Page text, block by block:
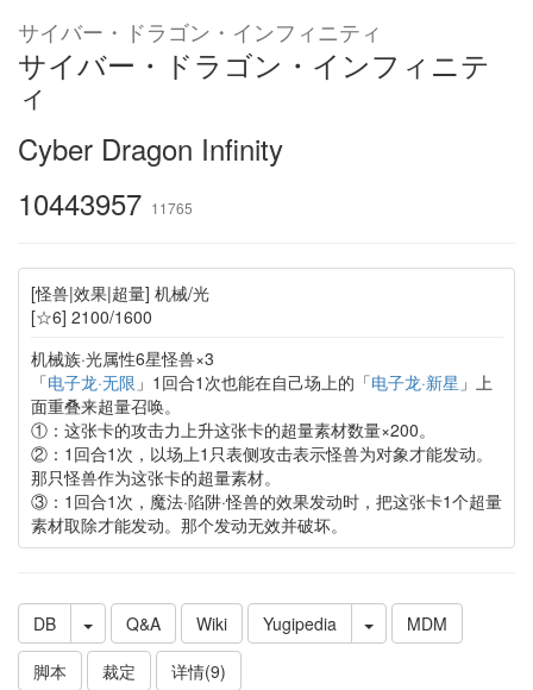
サイバー・ドラゴン・インフィニティ
サイバー・ドラゴン・インフィニテ
ィ
Cyber Dragon Infinity
10443957 11765
[怪兽|效果|超量] 机械/光
[☆6] 2100/1600
机械族·光属性6星怪兽×3
「电子龙·无限 」1回合1次也能在自己场上的「电子龙·新星 」上
面重叠来超量召唤。
①：这张卡的攻击力上升这张卡的超量素材数量×200。
②：1回合1次，以场上1只表侧攻击表示怪兽为对象才能发动。
那只怪兽作为这张卡的超量素材。
③：1回合1次，魔法·陷阱·怪兽的效果发动时，把这张卡1个超量
素材取除才能发动。那个发动无效并破坏。
DB Q&A Wiki Yugipedia
MDM
脚本
裁定 详情(9)